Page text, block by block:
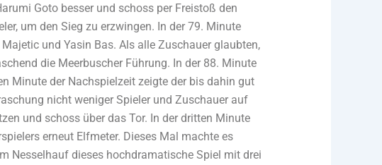
Goto besser und schoss per Freistoß den
um den Sieg zu erzwingen. In der 79. Minute
und Yasin Bas. Als alle Zuschauer glaubten,
die Meerbuscher Führung. In der 88. Minute
Minute der Nachspielzeit zeigte der bis dahin gut
nicht weniger Spieler und Zuschauer auf
und schoss über das Tor. In der dritten Minute
erneut Elfmeter. Dieses Mal machte es
Nesselhauf dieses hochdramatische Spiel mit drei